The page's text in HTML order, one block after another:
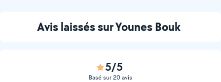
Avis laissés sur Younes Bouk
5/5
Basé sur 20 avis